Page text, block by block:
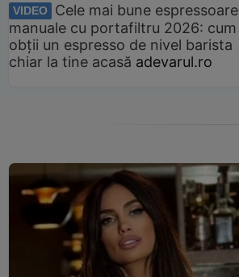
VIDEO
Cele mai bune espressoare
manuale cu portafiltru 2026: cum
obții un espresso de nivel barista
chiar la tine acasă adevarul.ro